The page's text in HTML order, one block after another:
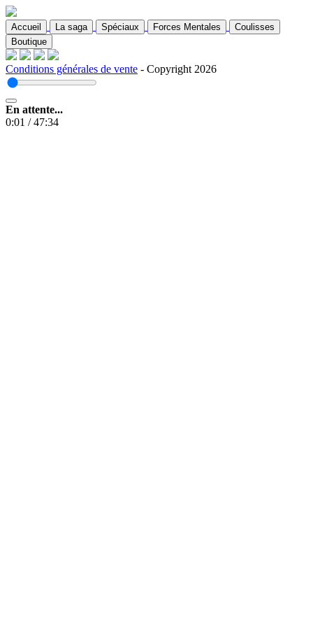
Accueil La saga Spéciaux Forces Mentales
Coulisses
Boutique
Conditions générales de vente - Copyright 2026
En attente...
0:01 /47:34